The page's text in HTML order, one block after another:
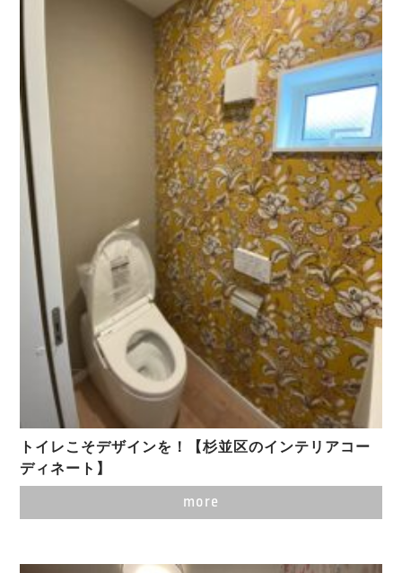
トイレこそデザインを！【杉並区のインテリアコー
ディネート】
more